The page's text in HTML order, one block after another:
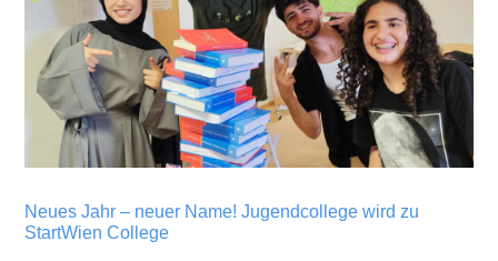
Neues Jahr – neuer Name! Jugendcollege wird zu
StartWien College